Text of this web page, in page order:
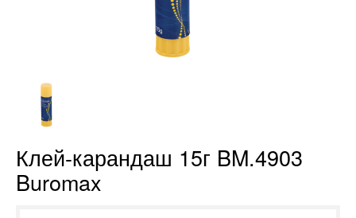
Клей-карандаш 15г BM.4903
Buromax